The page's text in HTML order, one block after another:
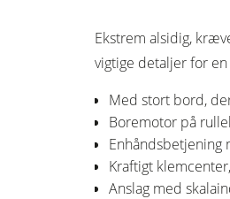
Båndsave
Pladesave
Renluft
Ekstrem alsidig,
vigtige detaljer for
Med stort bord,
Boremotor på
Enhåndsbetjening
Kraftigt
Anslag med